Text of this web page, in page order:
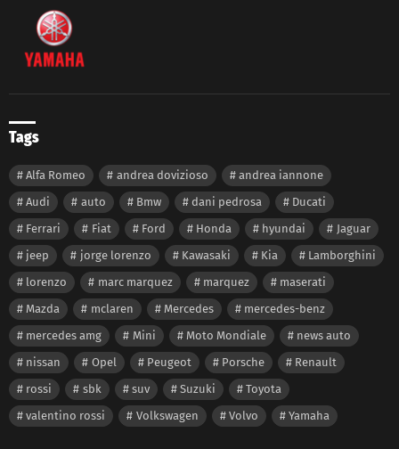
Tags
Alfa Romeo andrea dovizioso
andrea iannone
Audi
auto Bmw dani pedrosa
Ducati
Ferrari
Fiat Ford Honda hyundai
Jaguar
jeep
jorge lorenzo Kawasaki Kia
Lamborghini
lorenzo
marc marquez marquez
maserati
Mazda
mclaren Mercedes
mercedes-benz
mercedes amg
Mini Moto Mondiale
news auto
nissan
Opel Peugeot Porsche
Renault
rossi
sbk suv Suzuki
Toyota
valentino rossi
Volkswagen Volvo Yamaha